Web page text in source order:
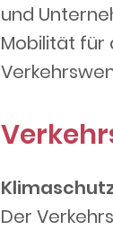
und
Mobilität für
Der